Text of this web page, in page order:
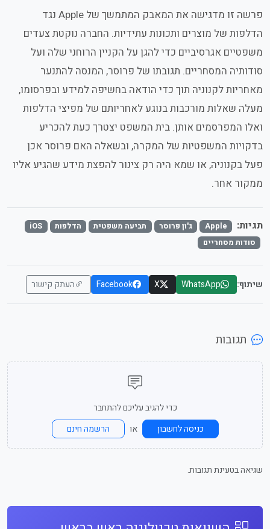
פרשה זו מדגישה את המאבק המתמשך של Apple נגד
הדלפות של מוצרים ותכונות עתידיות. החברה נוקטת צעדים
משפטיים אגרסיביים כדי להגן על הקניין הרוחני שלה ועל
סודותיה המסחריים. תגובתו של פרוסר, המנסה להתנער
מאחריות לקנוניה תוך כדי הודאה בחשיפה למידע ובפרסומו,
מעלה שאלות מורכבות בנוגע לאחריותם של מפיצי הדלפות
ואלו המפרסמים אותן. בית המשפט יצטרך כעת להכריע
בדקויות המשפטיות של המקרה, ובשאלה האם פרוסר אכן
פעל בקנוניה, או שמא היה רק צינור להפצת מידע שהגיע אליו
ממקור אחר.
תגיות: Apple ג'ון פרוסר תביעה משפטית הדלפות
iOS
סודות מסחריים
שיתוף: WhatsApp
X
Facebook העתק קישור
תגובות
כדי להגיב עליכם להתחבר
כניסה לחשבון
או הרשמה חינם
שגיאה בטעינת תגובות.